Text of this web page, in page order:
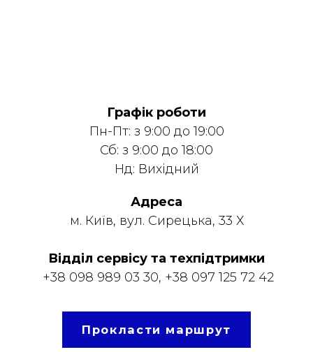
Графік роботи
Пн-Пт: з 9:00 до 19:00
Сб: з 9:00 до 18:00
Нд: Вихідний
Адреса
м. Київ, вул. Сирецька, 33 Х
Відділ сервісу та техпідтримки
+38 098 989 03 30, +38 097 125 72 42
Прокласти маршрут